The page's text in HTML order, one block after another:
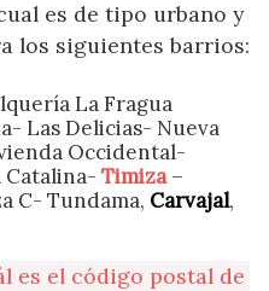
es de tipo urbano y
los siguientes barrios:
La Fragua
Las Delicias- Nueva
Occidental-
Catalina- Timiza–
C- Tundama, Carvajal,
es el código postal de